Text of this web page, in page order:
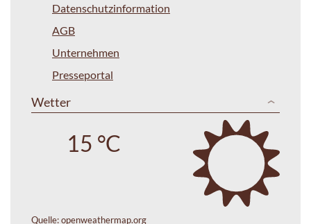
Datenschutzinformation
AGB
Unternehmen
Presseportal
Wetter
15 °C
Quelle:openweathermap.org